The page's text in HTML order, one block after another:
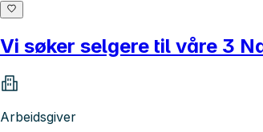
Vi søker selgere til våre 3
Arbeidsgiver